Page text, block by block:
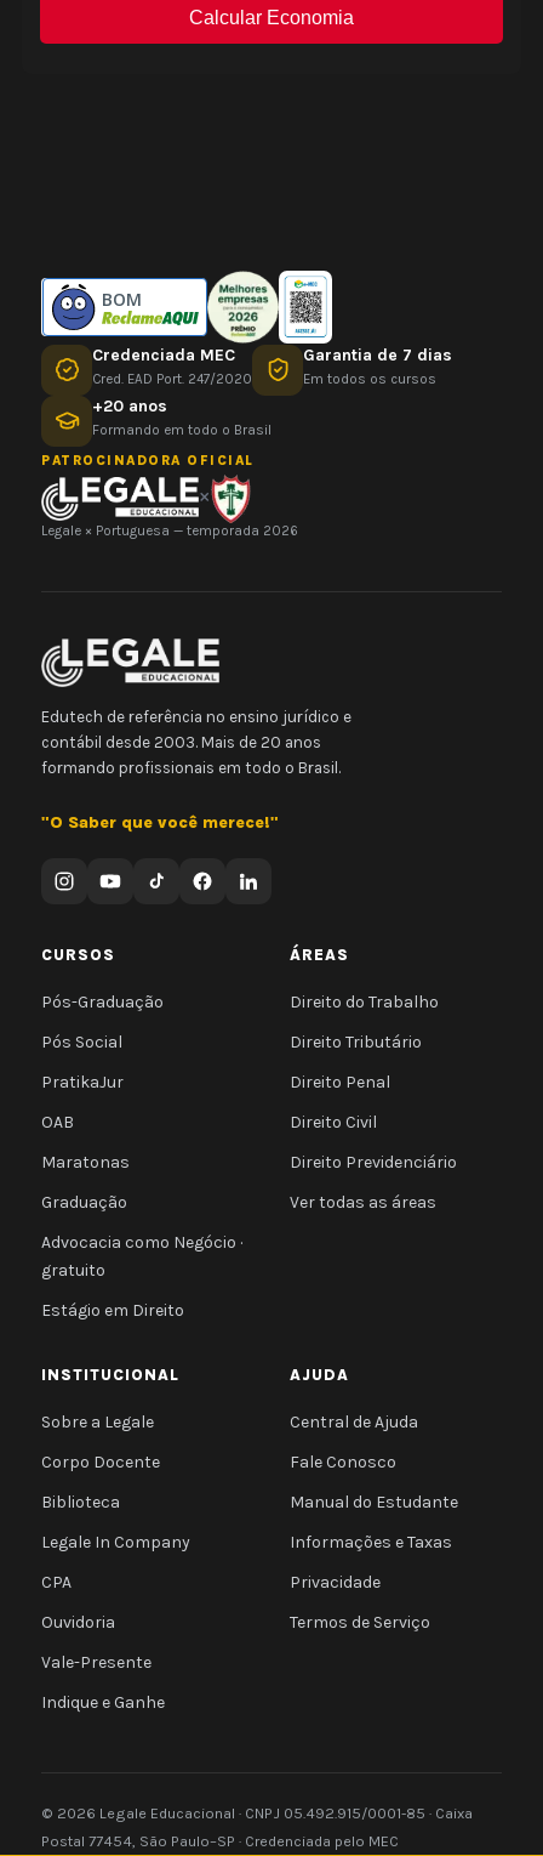
BOM
Credenciada MEC
Cred. EAD Port. 247/2020
Garantia de 7 dias
Em todos os cursos
+20 anos
Formando em todo o Brasil
PATROCINADORA OFICIAL
×
Legale × Portuguesa — temporada 2026
Edutech de referência no ensino jurídico e
contábil desde 2003. Mais de 20 anos
formando profissionais em todo o Brasil.
"O Saber que você merece!"
CURSOS
Pós-Graduação
Pós Social
PratikaJur
OAB
Maratonas
Graduação
Advocacia como Negócio ·
gratuito
Estágio em Direito
ÁREAS
Direito do Trabalho
Direito Tributário
Direito Penal
Direito Civil
Direito Previdenciário
Ver todas as áreas
INSTITUCIONAL
Sobre a Legale
Corpo Docente
Biblioteca
Legale In Company
CPA
Ouvidoria
Vale-Presente
Indique e Ganhe
AJUDA
Central de Ajuda
Fale Conosco
Manual do Estudante
Informações e Taxas
Privacidade
Termos de Serviço
© 2026 Legale Educacional · CNPJ 05.492.915/0001-85 · Caixa
Postal 77454, São Paulo–SP · Credenciada pelo MEC